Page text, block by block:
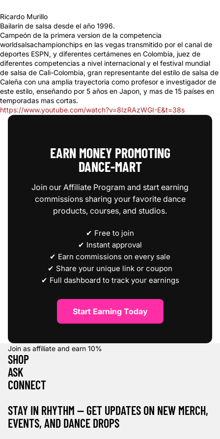
Ricardo Murillo
Bailarín de salsa desde el año 1996.
Campeón de la primera version de la competencia
worldsalsachampionchips en las vegas transmitido por el canal de
deportes ESPN, y diferentes certámenes en Colombia, juez de
diferentes competencias a nivel internacional y el festival mundial
de salsa de Cali-Colombia, gran representante del estilo de salsa de
Caleña con una amplia trayectoria como profesor e investigador de
este estilo, enseñando por 5 años en Japon, y mas de 15 países en
temporadas mas cortas.
https://www.youtube.com/watch?v=8IzRAzWGI-E&t=38s
EARN MONEY PROMOTING
DANCE‑MART
Join our Affiliate Program and start earning
commissions sharing your favorite dance
products, courses, and studios.
✔ Free to join
✔ Instant approval
✔ Earn commissions on every sale
✔ Share your unique link or coupon
✔ Full dashboard to track your earnings
Start Earning Today
Join as affiliate and earn 10%
SHOP
ASK
CONNECT
STAY IN RHYTHM — GET UPDATES ON NEW MERCH,
EVENTS, AND DANCE DROPS
Refund policy